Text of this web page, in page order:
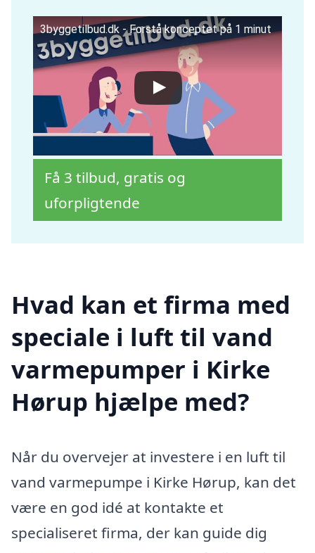
3byggetilbud.dk - Forstå konceptet på 1 minut
Få 3 tilbud, gratis og
uforpligtende
Hvad kan et firma med
speciale i luft til vand
varmepumper i Kirke
Hørup hjælpe med?
Når du overvejer at investere i en luft til
vand varmepumpe i Kirke Hørup, kan det
være en god idé at kontakte et
specialiseret firma, der kan guide dig